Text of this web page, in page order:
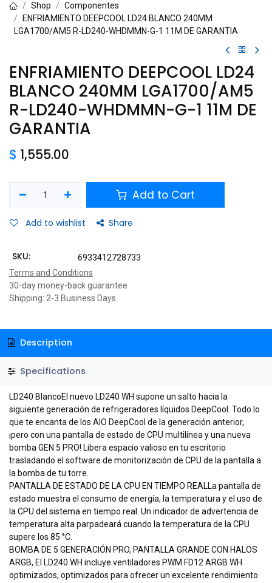
Shop
Componentes
ENFRIAMIENTO DEEPCOOL LD24 BLANCO 240MM
LGA1700/AM5 R-LD240-WHDMMN-G-1 11M DE GARANTIA
ENFRIAMIENTO DEEPCOOL LD24
BLANCO 240MM LGA1700/AM5
R-LD240-WHDMMN-G-1 11M DE
GARANTIA
$ 1,555.00
Add to Cart
Add to wishlist Share
SKU:
6933412728733
Terms and Conditions
30-day money-back guarantee
Shipping: 2-3 Business Days
Description
Specifications
LD240 BlancoEl nuevo LD240 WH supone un salto hacia la
siguiente generación de refrigeradores líquidos DeepCool. Todo lo
que te encanta de los AIO DeepCool de la generación anterior,
¡pero con una pantalla de estado de CPU multilínea y una nueva
bomba GEN 5 PRO! Libera espacio valioso en tu escritorio
trasladando el software de monitorización de CPU de la pantalla a
la bomba de tu torre.
PANTALLA DE ESTADO DE LA CPU EN TIEMPO REALLa pantalla de
estado muestra el consumo de energía, la temperatura y el uso de
la CPU del sistema en tiempo real. Un indicador de advertencia de
temperatura alta parpadeará cuando la temperatura de la CPU
supere los 85 °C.
BOMBA DE 5 GENERACIÓN PRO, PANTALLA GRANDE CON HALOS
ARGB, El LD240 WH incluye ventiladores PWM FD12 ARGB WH
optimizados, optimizados para ofrecer un excelente rendimiento